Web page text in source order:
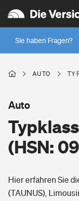
Sie haben Fragen?
Wer versichert was:
Regionalklassen:
Wer versichert
Wohnen
Freizeit
AUTO
(HSN:
Auto
Hier erfahren Sie
(TAUNUS),